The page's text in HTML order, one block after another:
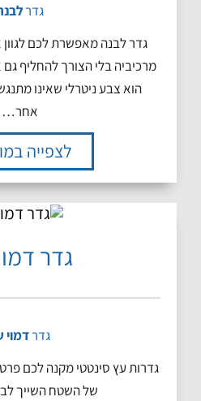
גדר
גדר לבנה מאפשרת לכם לגוון
מרכיביה בלי הצורך להחליף
הוא צבע ניטרלי שאינו
אחר…
לצפייה
גדר
גדרדמוי
גדרות עץ סינטטי מקנה לכם
של השטח השייך